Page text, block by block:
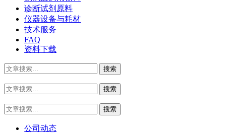
诊断试剂原料
仪器设备与耗材
技术服务
FAQ
资料下载
公司动态